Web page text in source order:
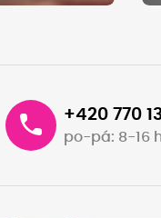
+420 770
po-pá: 8-16